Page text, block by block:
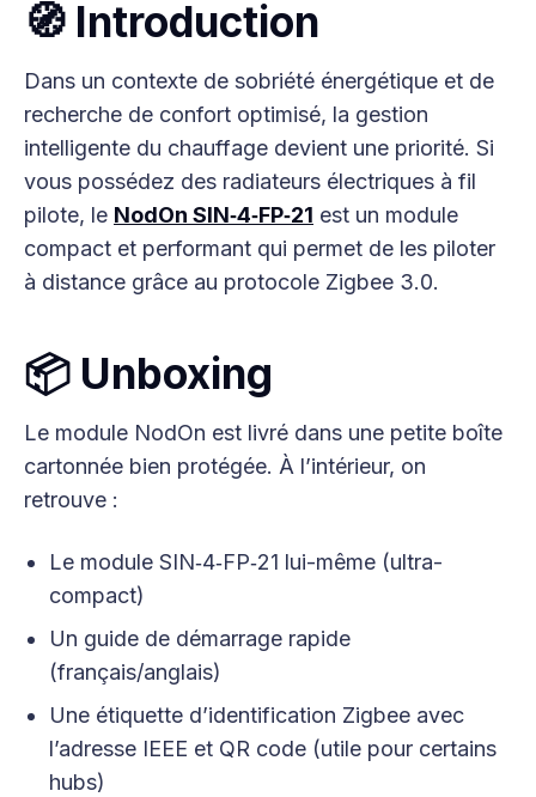
🧭 Introduction
Dans un contexte de sobriété énergétique et de
recherche de confort optimisé, la gestion
intelligente du chauffage devient une priorité. Si
vous possédez des radiateurs électriques à fil
pilote, le NodOn SIN‑4‑FP‑21 est un module
compact et performant qui permet de les piloter
à distance grâce au protocole Zigbee 3.0.
📦 Unboxing
Le module NodOn est livré dans une petite boîte
cartonnée bien protégée. À l’intérieur, on
retrouve :
Le module SIN‑4‑FP‑21 lui-même (ultra-
compact)
Un guide de démarrage rapide
(français/anglais)
Une étiquette d’identification Zigbee avec
l’adresse IEEE et QR code (utile pour certains
hubs)